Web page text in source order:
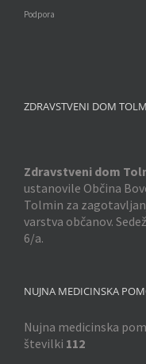
Podpora
ZDRAVSTVENI DOM
Zdravstveni dom
ustanovile Občina
Tolmin za
varstva občanov.
6/a.
NUJNA MEDICINSKA
Nujna medicinska
številki 112